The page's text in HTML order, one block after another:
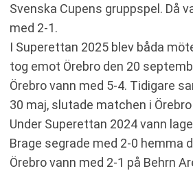
Svenska Cupens gruppspel. Då
med 2-1.
I Superettan 2025 blev båda
tog emot Örebro den 20
Örebro vann med 5-4. Tidigare
30 maj, slutade matchen i Örebro
Under Superettan 2024 vann
Brage segrade med 2-0 hemma
Örebro vann med 2-1 på Behrn